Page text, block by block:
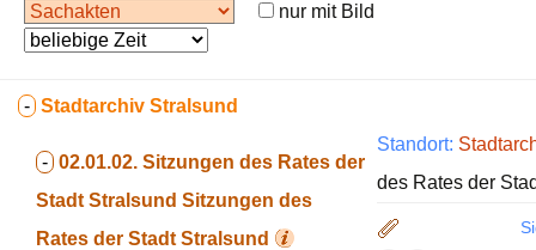
nur mit Bild
- Stadtarchiv Stralsund
- 02.01.02. Sitzungen des Rates der
Stadt Stralsund Sitzungen des
Rates der Stadt Stralsund
Standort:
des Rates der